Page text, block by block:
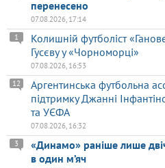
перенесено
07.08.2026, 17:14
Колишній футболіст
Гусєву у «Чорноморці»
1
07.08.2026, 16:53
Аргентинська футбольна
підтримку Джанні
та УЄФА
12
07.08.2026, 16:32
«Динамо» раніше лише
в один м’яч
3